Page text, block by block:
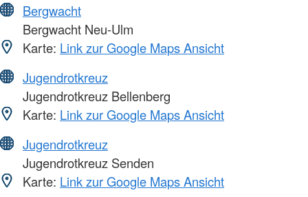
Bergwacht
Bergwacht Neu-Ulm
Karte: Link zur Google Maps Ansicht
Jugendrotkreuz
Jugendrotkreuz Bellenberg
Karte: Link zur Google Maps Ansicht
Jugendrotkreuz
Jugendrotkreuz Senden
Karte: Link zur Google Maps Ansicht